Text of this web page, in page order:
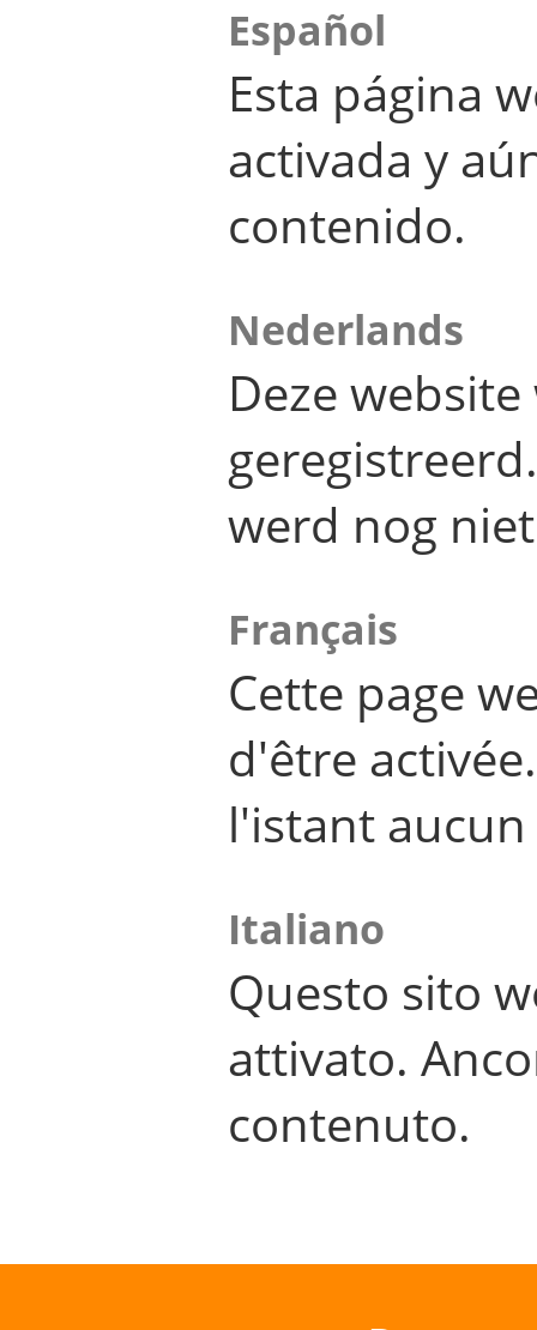
Español
Esta página
activada y
contenido.
Nederlands
Deze
werd nog
Français
Cette page
d'être
l'istant
Italiano
Questo sito
attivato.
contenuto.